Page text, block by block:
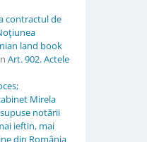
contractul de
land book
Art. 902. Actele
Mirela
notării
ieftin, mai